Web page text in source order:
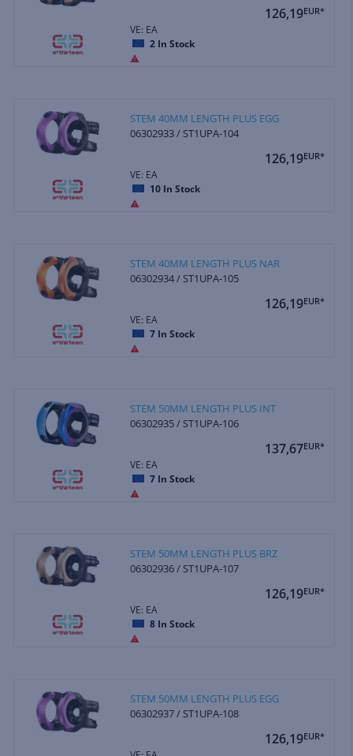
126,19EUR*
VE: EA
2 In Stock
STEM 40MM LENGTH PLUS EGG
06302933 / ST1UPA-104
126,19EUR*
VE: EA
10 In Stock
STEM 40MM LENGTH PLUS NAR
06302934 / ST1UPA-105
126,19EUR*
VE: EA
7 In Stock
STEM 50MM LENGTH PLUS INT
06302935 / ST1UPA-106
137,67EUR*
VE: EA
7 In Stock
STEM 50MM LENGTH PLUS BRZ
06302936 / ST1UPA-107
126,19EUR*
VE: EA
8 In Stock
STEM 50MM LENGTH PLUS EGG
06302937 / ST1UPA-108
126,19EUR*